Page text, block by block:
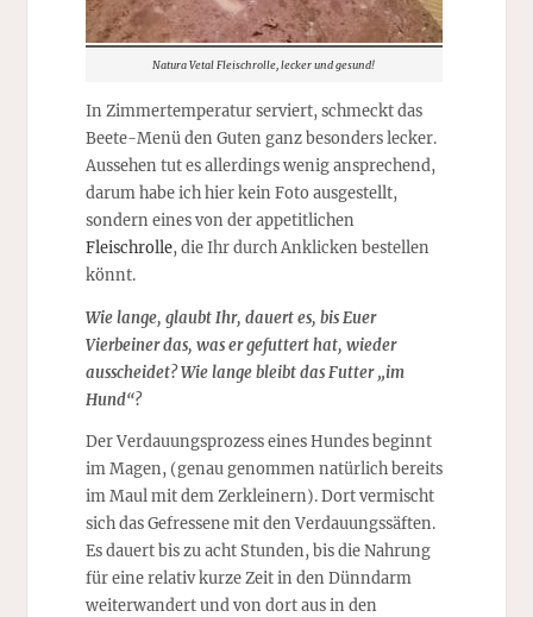
Natura Vetal Fleischrolle, lecker und gesund!
In Zimmertemperatur serviert, schmeckt das
Beete-Menü den Guten ganz besonders lecker.
Aussehen tut es allerdings wenig ansprechend,
darum habe ich hier kein Foto ausgestellt,
sondern eines von der appetitlichen
Fleischrolle, die Ihr durch Anklicken bestellen
könnt.
Wie lange, glaubt Ihr, dauert es, bis Euer
Vierbeiner das, was er gefuttert hat, wieder
ausscheidet? Wie lange bleibt das Futter „im
Hund“?
Der Verdauungsprozess eines Hundes beginnt
im Magen, (genau genommen natürlich bereits
im Maul mit dem Zerkleinern). Dort vermischt
sich das Gefressene mit den Verdauungssäften.
Es dauert bis zu acht Stunden, bis die Nahrung
für eine relativ kurze Zeit in den Dünndarm
weiterwandert und von dort aus in den